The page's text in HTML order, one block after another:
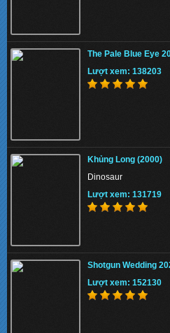
The Pale Blue Eye
Lượt xem: 138203
Khủng Long (2000)
Dinosaur
Lượt xem: 131719
Shotgun Wedding
Lượt xem: 152130